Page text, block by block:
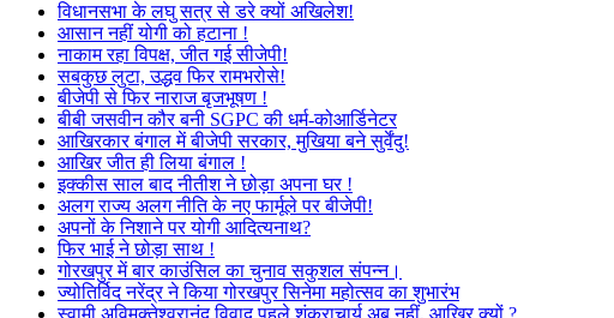
विधानसभा के लघु सत्र से डरे क्यों अखिलेश!
आसान नहीं योगी को हटाना !
नाकाम रहा विपक्ष, जीत गई सीजेपी!
सबकुछ लुटा, उद्धव फिर रामभरोसे!
बीजेपी से फिर नाराज बृजभूषण !
बीबी जसवीन कौर बनी SGPC की धर्म-कोआर्डिनेटर
आखिरकार बंगाल में बीजेपी सरकार, मुखिया बने सुर्वेंदु!
आखिर जीत ही लिया बंगाल !
इक्कीस साल बाद नीतीश ने छोड़ा अपना घर !
अलग राज्य अलग नीति के नए फार्मूले पर बीजेपी!
अपनों के निशाने पर योगी आदित्यनाथ?
फिर भाई ने छोड़ा साथ !
गोरखपुर में बार काउंसिल का चुनाव सकुशल संपन्न।
ज्योतिर्विद नरेंद्र ने किया गोरखपुर सिनेमा महोत्सव का शुभारंभ
स्वामी अविमुक्तेश्वरानंद विवाद पहले शंकराचार्य अब नहीं, आखिर क्यों ?